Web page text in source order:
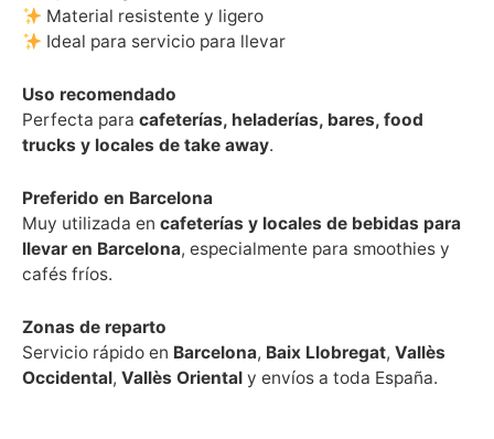
Material resistente y ligero
Ideal para servicio para llevar
Uso recomendado
Perfecta para cafeterías, heladerías, bares, food
trucks y locales de take away.
Preferido en Barcelona
Muy utilizada en cafeterías y locales de bebidas para
llevar en Barcelona, especialmente para smoothies y
cafés fríos.
Zonas de reparto
Servicio rápido en Barcelona, Baix Llobregat, Vallès
Occidental, Vallès Oriental y envíos a toda España.